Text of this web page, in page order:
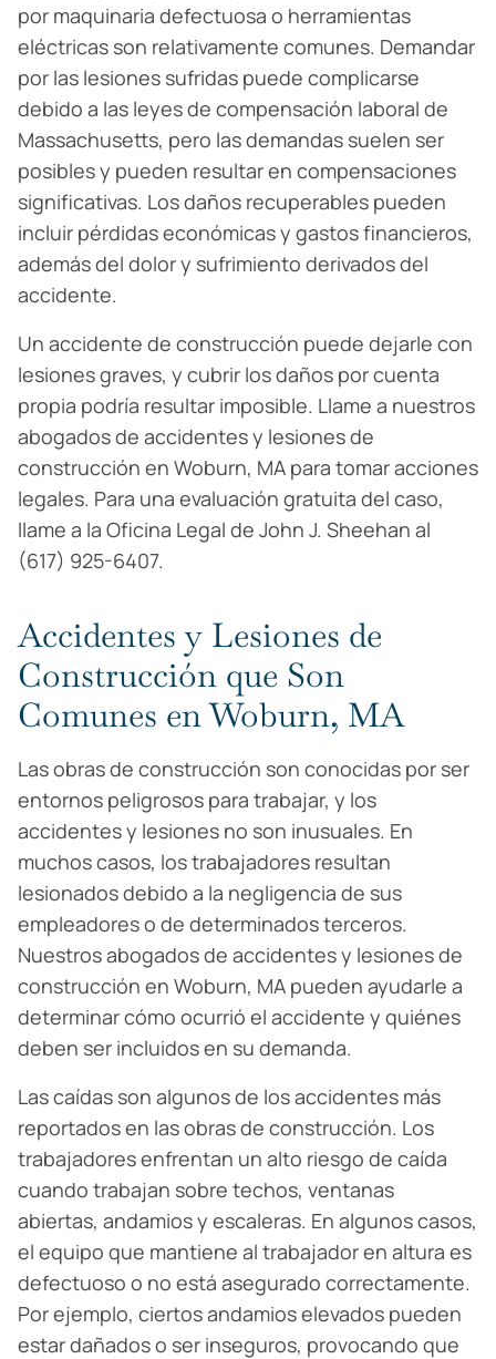
por maquinaria defectuosa o herramientas
eléctricas son relativamente comunes. Demandar
por las lesiones sufridas puede complicarse
debido a las leyes de compensación laboral de
Massachusetts, pero las demandas suelen ser
posibles y pueden resultar en compensaciones
significativas. Los daños recuperables pueden
incluir pérdidas económicas y gastos financieros,
además del dolor y sufrimiento derivados del
accidente.
Un accidente de construcción puede dejarle con
lesiones graves, y cubrir los daños por cuenta
propia podría resultar imposible. Llame a nuestros
abogados de accidentes y lesiones de
construcción en Woburn, MA para tomar acciones
legales. Para una evaluación gratuita del caso,
llame a la Oficina Legal de John J. Sheehan al
(617) 925-6407.
Accidentes y Lesiones de
Construcción que Son
Comunes en Woburn, MA
Las obras de construcción son conocidas por ser
entornos peligrosos para trabajar, y los
accidentes y lesiones no son inusuales. En
muchos casos, los trabajadores resultan
lesionados debido a la negligencia de sus
empleadores o de determinados terceros.
Nuestros abogados de accidentes y lesiones de
construcción en Woburn, MA pueden ayudarle a
determinar cómo ocurrió el accidente y quiénes
deben ser incluidos en su demanda.
Las caídas son algunos de los accidentes más
reportados en las obras de construcción. Los
trabajadores enfrentan un alto riesgo de caída
cuando trabajan sobre techos, ventanas
abiertas, andamios y escaleras. En algunos casos,
el equipo que mantiene al trabajador en altura es
defectuoso o no está asegurado correctamente.
Por ejemplo, ciertos andamios elevados pueden
estar dañados o ser inseguros, provocando que